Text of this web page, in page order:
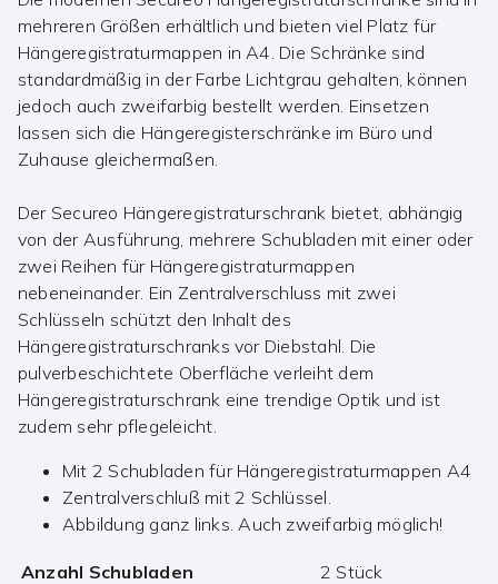
mehreren Größen erhältlich und bieten viel Platz für
Hängeregistraturmappen in A4. Die Schränke sind
standardmäßig in der Farbe Lichtgrau gehalten, können
jedoch auch zweifarbig bestellt werden. Einsetzen
lassen sich die Hängeregisterschränke im Büro und
Zuhause gleichermaßen.
Der Secureo Hängeregistraturschrank bietet, abhängig
von der Ausführung, mehrere Schubladen mit einer oder
zwei Reihen für Hängeregistraturmappen
nebeneinander. Ein Zentralverschluss mit zwei
Schlüsseln schützt den Inhalt des
Hängeregistraturschranks vor Diebstahl. Die
pulverbeschichtete Oberfläche verleiht dem
Hängeregistraturschrank eine trendige Optik und ist
zudem sehr pflegeleicht.
Mit 2 Schubladen für Hängeregistraturmappen A4
Zentralverschluß mit 2 Schlüssel.
Abbildung ganz links. Auch zweifarbig möglich!
Anzahl Schubladen
2 Stück